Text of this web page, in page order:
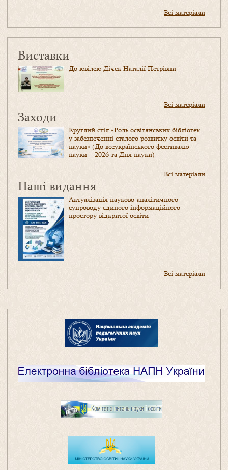
Всі матеріали
Виставки
До ювілею Дічек Наталії Петрівни
Всі матеріали
Заходи
Круглий стіл «Роль освітянських бібліотек
у забезпеченні сталого розвитку освіти та
науки» (До всеукраїнського фестивалю
науки – 2026 та Дня науки)
Всі матеріали
Наші видання
Актуалізація науково-аналітичного
супроводу єдиного інформаційного
простору відкритої освіти
Всі матеріали